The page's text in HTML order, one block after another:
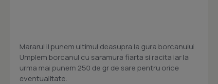
Mararul il punem ultimul deasupra la gura borcanului.
Umplem borcanul cu saramura fiarta si racita iar la
urma mai punem 250 de gr de sare pentru orice
eventualitate.